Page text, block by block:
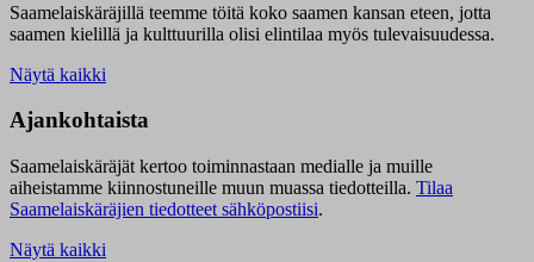
Saamelaiskäräjillä teemme töitä koko saamen kansan eteen, jotta
saamen kielillä ja kulttuurilla olisi elintilaa myös tulevaisuudessa.
Näytä kaikki
Ajankohtaista
Saamelaiskäräjät kertoo toiminnastaan medialle ja muille
aiheistamme kiinnostuneille muun muassa tiedotteilla. Tilaa
Saamelaiskäräjien tiedotteet sähköpostiisi.
Näytä kaikki